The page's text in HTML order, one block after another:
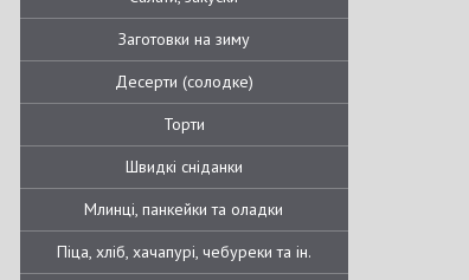
Заготовки на зиму
Десерти (солодке)
Торти
Швидкі сніданки
Млинці, панкейки та оладки
Піца, хліб, хачапурі, чебуреки та ін.